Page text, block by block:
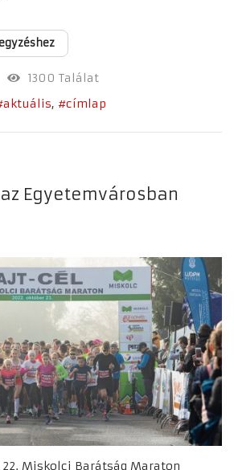
1300 Találat
aktuális címlap
Egyetemvárosban
22. Miskolci Barátság Maraton